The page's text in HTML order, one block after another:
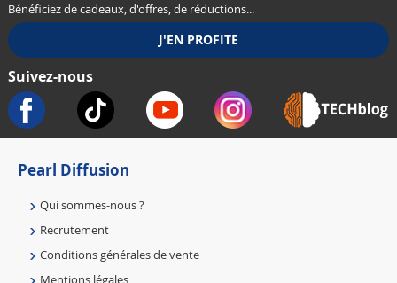
Bénéficiez de cadeaux, d'offres, de réductions...
Suivez-nous
Pearl Diffusion
Qui sommes-nous ?
Recrutement
Conditions générales de vente
Mentions légales